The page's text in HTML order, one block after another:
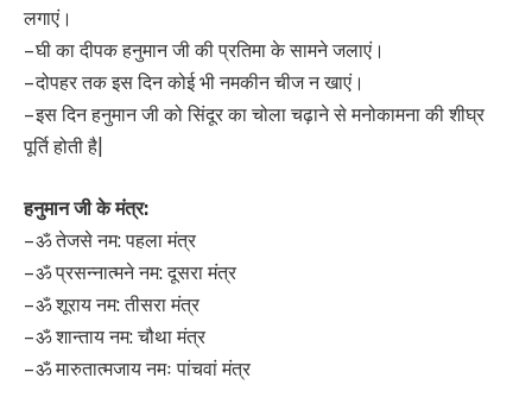
लगाएं।
– घी का दीपक हनुमान जी की प्रतिमा के सामने जलाएं।
– दोपहर तक इस दिन कोई भी नमकीन चीज न खाएं।
– इस दिन हनुमान जी को सिंदूर का चोला चढ़ाने से मनोकामना की शीघ्र
पूर्ति होती है|
हनुमान जी के मंत्र:
– ॐ तेजसे नम: पहला मंत्र
– ॐ प्रसन्नात्मने नम: दूसरा मंत्र
– ॐ शूराय नम: तीसरा मंत्र
– ॐ शान्ताय नम: चौथा मंत्र
– ॐ मारुतात्मजाय नमः पांचवां मंत्र